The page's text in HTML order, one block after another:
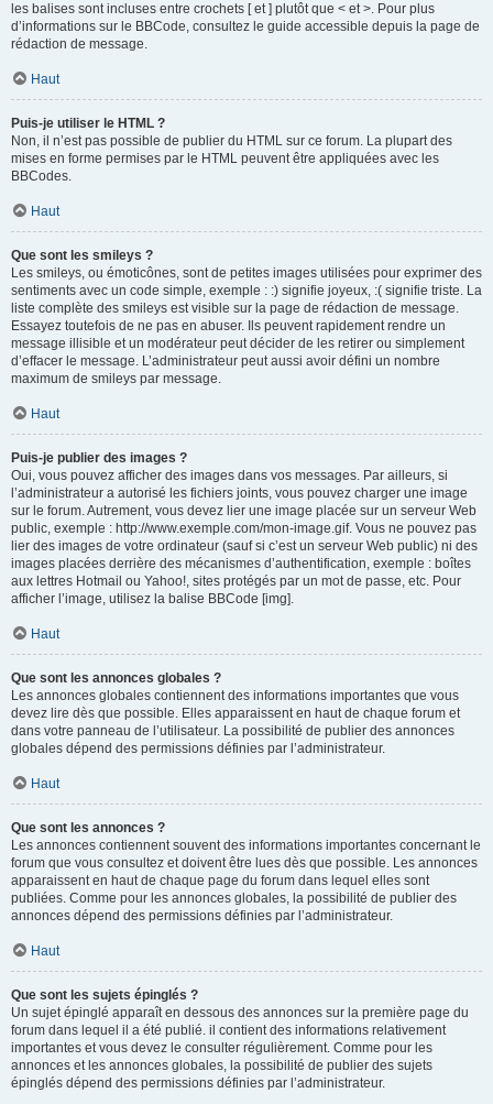
les balises sont incluses entre crochets [ et ] plutôt que < et >. Pour plus
d’informations sur le BBCode, consultez le guide accessible depuis la page de
rédaction de message.
Haut
Puis-je utiliser le HTML ?
Non, il n’est pas possible de publier du HTML sur ce forum. La plupart des
mises en forme permises par le HTML peuvent être appliquées avec les
BBCodes.
Haut
Que sont les smileys ?
Les smileys, ou émoticônes, sont de petites images utilisées pour exprimer des
sentiments avec un code simple, exemple : :) signifie joyeux, :( signifie triste. La
liste complète des smileys est visible sur la page de rédaction de message.
Essayez toutefois de ne pas en abuser. Ils peuvent rapidement rendre un
message illisible et un modérateur peut décider de les retirer ou simplement
d’effacer le message. L’administrateur peut aussi avoir défini un nombre
maximum de smileys par message.
Haut
Puis-je publier des images ?
Oui, vous pouvez afficher des images dans vos messages. Par ailleurs, si
l’administrateur a autorisé les fichiers joints, vous pouvez charger une image
sur le forum. Autrement, vous devez lier une image placée sur un serveur Web
public, exemple : http://www.exemple.com/mon-image.gif. Vous ne pouvez pas
lier des images de votre ordinateur (sauf si c’est un serveur Web public) ni des
images placées derrière des mécanismes d’authentification, exemple : boîtes
aux lettres Hotmail ou Yahoo!, sites protégés par un mot de passe, etc. Pour
afficher l’image, utilisez la balise BBCode [img].
Haut
Que sont les annonces globales ?
Les annonces globales contiennent des informations importantes que vous
devez lire dès que possible. Elles apparaissent en haut de chaque forum et
dans votre panneau de l’utilisateur. La possibilité de publier des annonces
globales dépend des permissions définies par l’administrateur.
Haut
Que sont les annonces ?
Les annonces contiennent souvent des informations importantes concernant le
forum que vous consultez et doivent être lues dès que possible. Les annonces
apparaissent en haut de chaque page du forum dans lequel elles sont
publiées. Comme pour les annonces globales, la possibilité de publier des
annonces dépend des permissions définies par l’administrateur.
Haut
Que sont les sujets épinglés ?
Un sujet épinglé apparaît en dessous des annonces sur la première page du
forum dans lequel il a été publié. il contient des informations relativement
importantes et vous devez le consulter régulièrement. Comme pour les
annonces et les annonces globales, la possibilité de publier des sujets
épinglés dépend des permissions définies par l’administrateur.